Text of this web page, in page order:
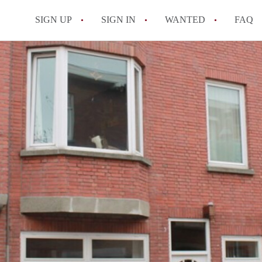
SIGN UP SIGN IN WANTED FAQ
All FAQs